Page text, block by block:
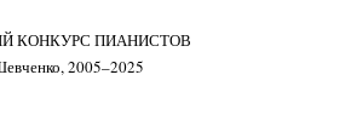
КОНКУРС ПИАНИСТОВ
2005–2025